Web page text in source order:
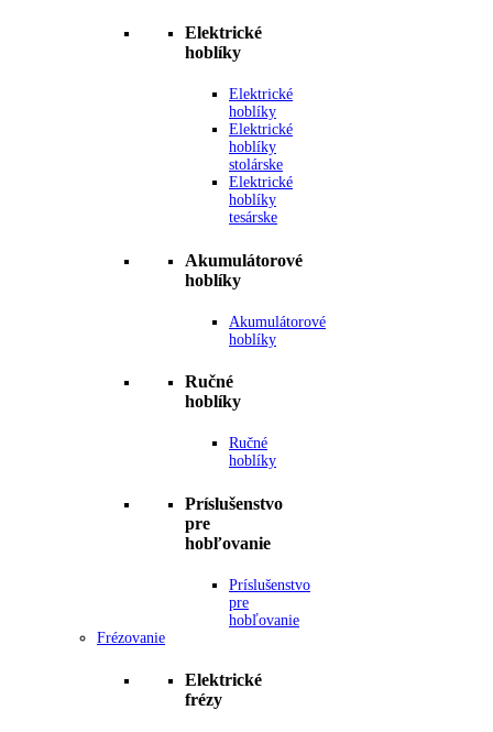
Elektrické
hoblíky
Elektrické
hoblíky
Elektrické
hoblíky
stolárske
Elektrické
hoblíky
tesárske
Akumulátorové
hoblíky
Akumulátorové
hoblíky
Ručné
hoblíky
Ručné
hoblíky
Príslušenstvo
pre
hobľovanie
Príslušenstvo
pre
hobľovanie
Frézovanie
Elektrické
frézy